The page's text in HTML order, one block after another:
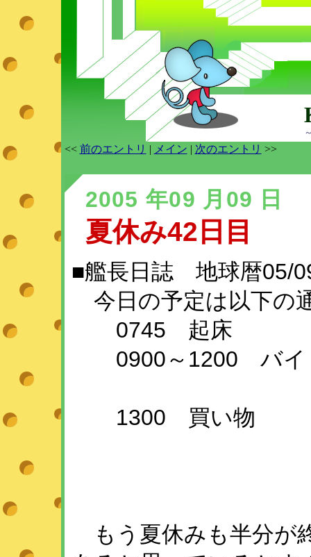
<< 前のエントリ | メイン | 次のエントリ >>
2005 年09 月09 日
夏休み42日目
■艦長日誌 地球暦05/
今日の予定は以下の
0745 起床
0900～1200 バイ
1300 買い物
もう夏休みも半分が